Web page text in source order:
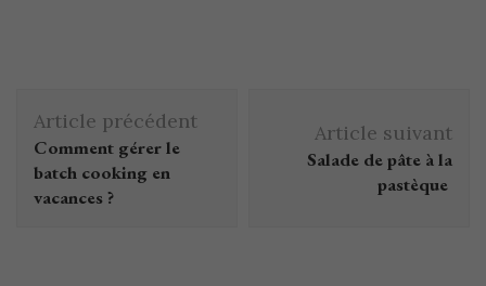
Article précédent
Comment gérer le
batch cooking en
vacances ?
Article suivant
Salade de pâte à la
pastèque